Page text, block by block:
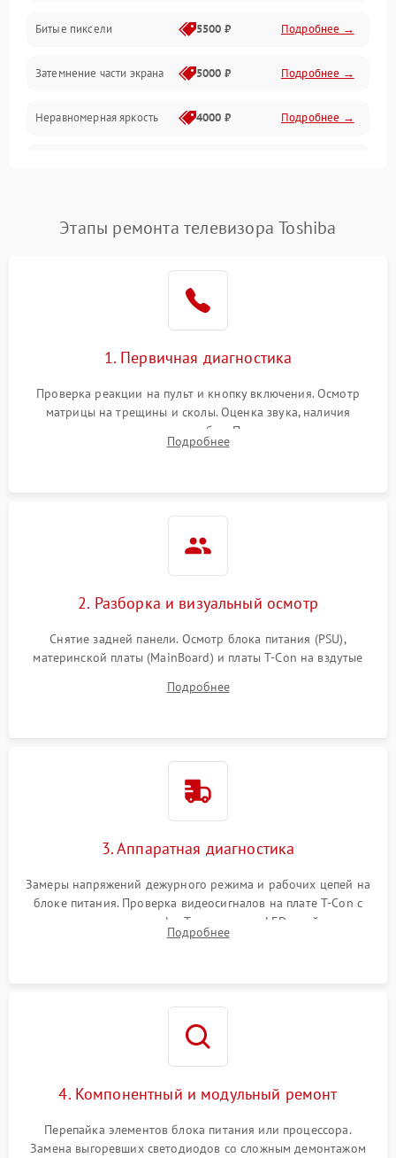
Механические повреждения
Программное обеспечение
Сеть и подключения
Битые пиксели 5500 ₽ Подробнее →
Затемнение части экрана 5000 ₽ Подробнее →
Неравномерная яркость 4000 ₽ Подробнее →
Этапы ремонта телевизора Toshiba
1. Первичная диагностика
Проверка реакции на пульт и кнопку включения. Осмотр
матрицы на трещины и сколы. Оценка звука, наличия
подсветки и индикаторов ошибок. Подключение тестовых
источников сигнала для выявления симптомов поломки.
Подробнее
2. Разборка и визуальный осмотр
Снятие задней панели. Осмотр блока питания (PSU),
материнской платы (MainBoard) и платы T-Con на вздутые
Проверка надежности фиксации и целостности шлейфов.
Подробнее
3. Аппаратная диагностика
Замеры напряжений дежурного режима и рабочих цепей на
блоке питания. Проверка видеосигналов на плате T-Con с
помощью осциллографа. Тестирование LED-драйвера и
светодиодных планок подсветки мультиметром.
Подробнее
4. Компонентный и модульный ремонт
Перепайка элементов блока питания или процессора.
Замена выгоревших светодиодов со сложным демонтажом